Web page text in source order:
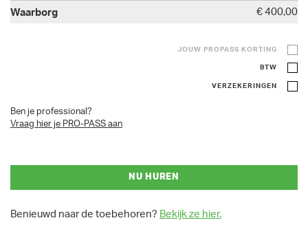
€ 400,00
JOUW PROPASS KORTING
BTW
VERZEKERINGEN
Ben je professional?
Vraag hier je PRO-PASS aan
NU HUREN
Benieuwd naar de toebehoren? Bekijk ze hier.